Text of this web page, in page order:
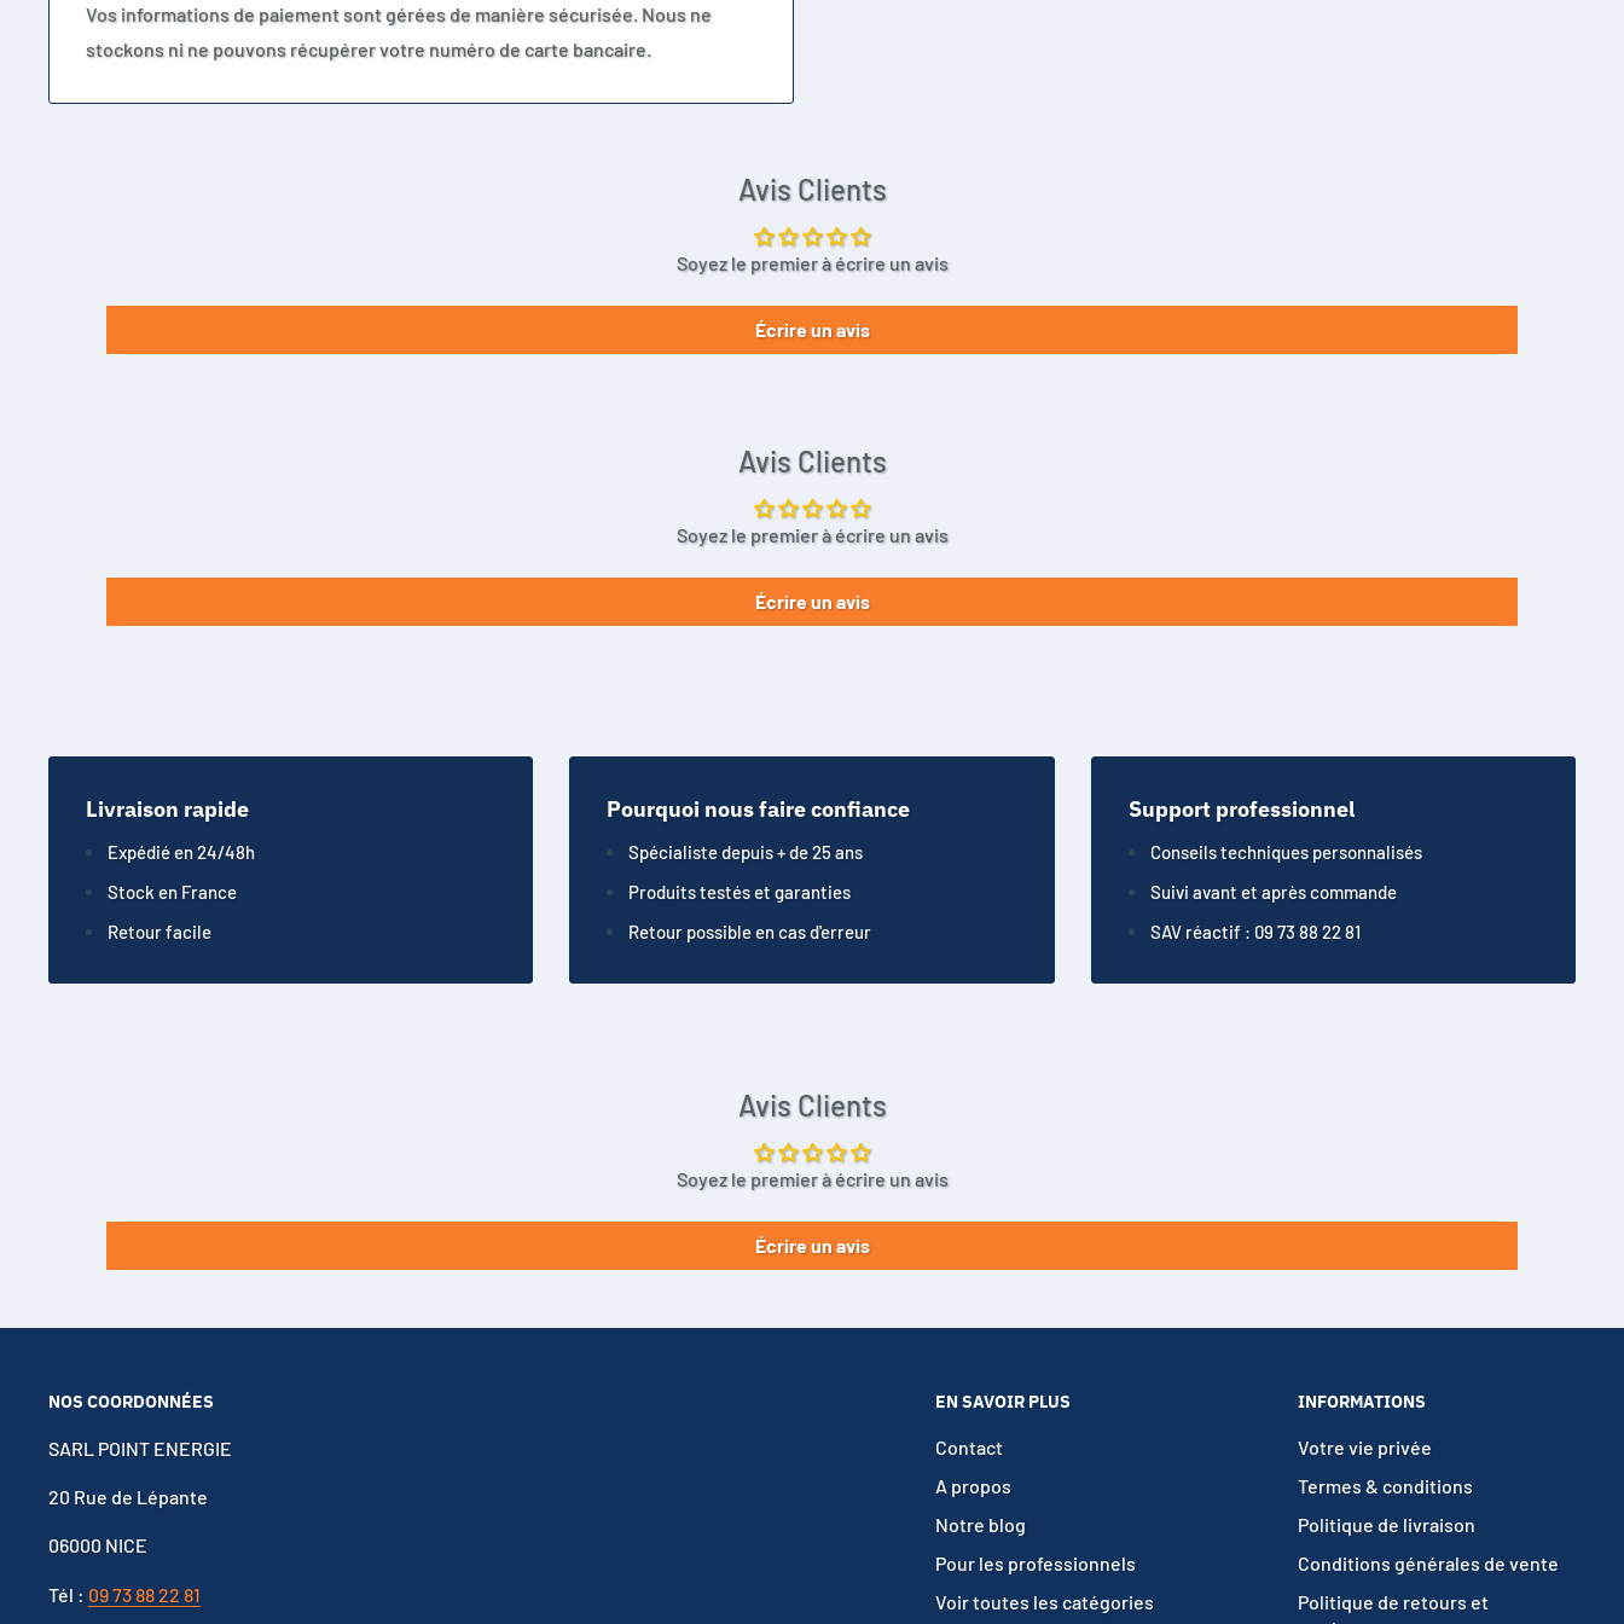
Vos informations de paiement sont gérées de manière sécurisée. Nous ne
stockons ni ne pouvons récupérer votre numéro de carte bancaire.
Avis Clients
Soyez le premier à écrire un avis
Écrire un avis
Avis Clients
Soyez le premier à écrire un avis
Écrire un avis
Livraison rapide
Expédié en 24/48h
Stock en France
Retour facile
Pourquoi nous faire confiance
Spécialiste depuis + de 25 ans
Produits testés et garanties
Retour possible en cas d'erreur
Support professionnel
Conseils techniques personnalisés
Suivi avant et après commande
SAV réactif : 09 73 88 22 81
Avis Clients
Soyez le premier à écrire un avis
Écrire un avis
NOS COORDONNÉES
SARL POINT ENERGIE
20 Rue de Lépante
06000 NICE
Tél : 09 73 88 22 81
EN SAVOIR PLUS
Contact
A propos
Notre blog
Pour les professionnels
Voir toutes les catégories
INFORMATIONS
Votre vie privée
Termes & conditions
Politique de livraison
Conditions générales de vente
Politique de retours et